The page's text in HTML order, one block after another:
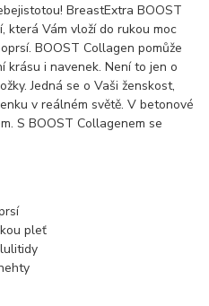
BreastExtra BOOST
která Vám vloží do rukou moc
BOOST Collagen pomůže
krásu i navenek. Není to jen o
Jedná se o Vaši ženskost,
v reálném světě. V betonové
S BOOST Collagenem se
pleť